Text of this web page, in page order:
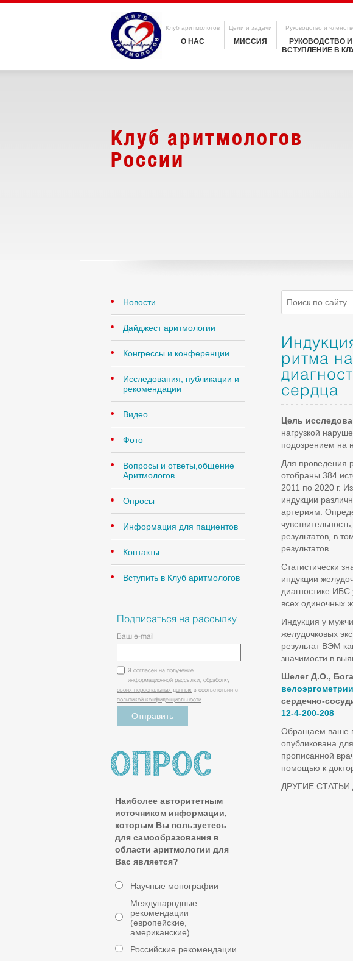
Клуб аритмологов
О НАС
Цели и задачи
МИССИЯ
Руководство и
РУКОВОДСТВО И
ВСТУПЛЕНИЕ В
Клуб аритмологов
России
Новости
Дайджест аритмологии
Конгрессы и конференции
Исследования, публикации и
рекомендации
Видео
Фото
Вопросы и ответы,общение
Аритмологов
Опросы
Информация для пациентов
Контакты
Вступить в Клуб аритмологов
Подписаться на рассылку
Ваш e-mail
Я согласен на получение
информационной рассылки, обработку
своих персональных данных
в соответствии с
политикой конфиденциальности
Наиболее авторитетным
источником информации,
которым Вы пользуетесь
для самообразования в
области аритмологии для
Вас является?
Научные монографии
Международные
рекомендации
(европейские,
американские)
Российские рекомендации
ритма
сердца
Цель
нагрузкой
подозрением на
Для проведения
отобраны 384
2011 по 2020 г.
индукции
артериям.
результатов, в
результатов.
Статистически
индукции
диагностике
всех одиночных
Индукция у
желудочковых
результат ВЭМ
значимости в
Шелег Д.О.,
сердечно-
12-4-200-208
Обращаем ваше
опубликована
прописанной
помощью к
ДРУГИЕ